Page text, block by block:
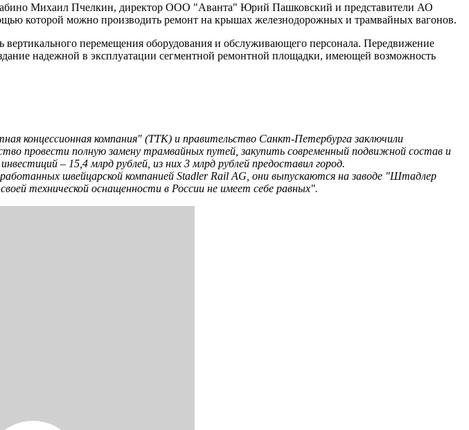
Михаил Пчелкин, директор ООО "Аванта" Юрий Пашковский и представители АО
которой можно производить ремонт на крышах железнодорожных и трамвайных вагонов.
перемещения оборудования и обслуживающего персонала. Передвижение
надежной в эксплуатации сегментной ремонтной площадки, имеющей возможность
концессионная компания" (ТТК) и правительство Санкт-Петербурга заключили
провести полную замену трамвайных путей, закупить современный подвижной состав и
– 15,4 млрд рублей, из них 3 млрд рублей предоставил город.
швейцарской компанией Stadler Rail AG, они выпускаются на заводе "Штадлер
технической оснащенности в России не имеет себе равных".